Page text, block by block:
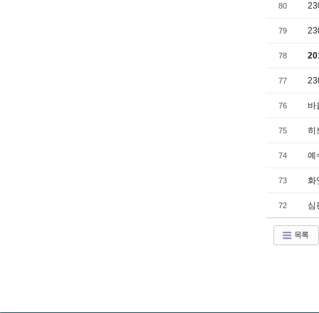
80
79
78
77
76 바
75 히
74 예
73 화
72 심
목록